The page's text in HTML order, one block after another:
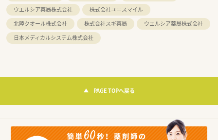
ウエルシア薬局株式会社
株式会社ユニスマイル
北陸クオール株式会社
株式会社スギ薬局
ウエルシア薬局株式会社
日本メディカルシステム株式会社
PAGE TOPへ戻る